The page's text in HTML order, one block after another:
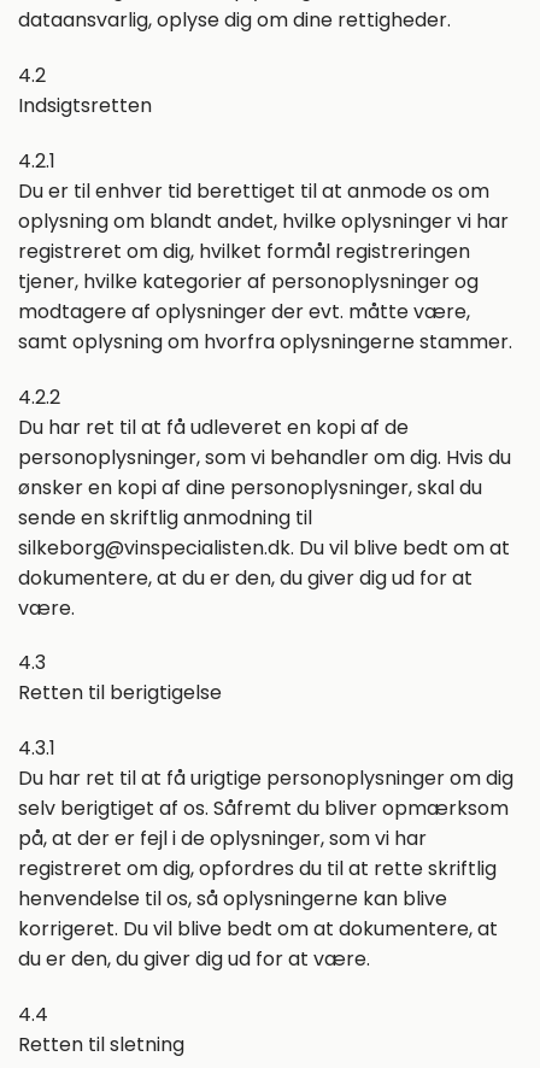
dataansvarlig, oplyse dig om dine rettigheder.
4.2
Indsigtsretten
4.2.1
Du er til enhver tid berettiget til at anmode os om
oplysning om blandt andet, hvilke oplysninger vi har
registreret om dig, hvilket formål registreringen
tjener, hvilke kategorier af personoplysninger og
modtagere af oplysninger der evt. måtte være,
samt oplysning om hvorfra oplysningerne stammer.
4.2.2
Du har ret til at få udleveret en kopi af de
personoplysninger, som vi behandler om dig. Hvis du
ønsker en kopi af dine personoplysninger, skal du
sende en skriftlig anmodning til
silkeborg@vinspecialisten.dk. Du vil blive bedt om at
dokumentere, at du er den, du giver dig ud for at
være.
4.3
Retten til berigtigelse
4.3.1
Du har ret til at få urigtige personoplysninger om dig
selv berigtiget af os. Såfremt du bliver opmærksom
på, at der er fejl i de oplysninger, som vi har
registreret om dig, opfordres du til at rette skriftlig
henvendelse til os, så oplysningerne kan blive
korrigeret. Du vil blive bedt om at dokumentere, at
du er den, du giver dig ud for at være.
4.4
Retten til sletning